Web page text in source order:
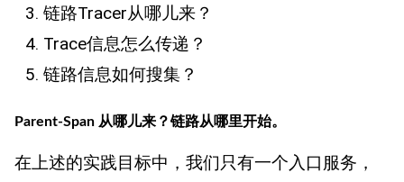
链路Tracer从哪儿来？
Trace信息怎么传递？
链路信息如何搜集？
Parent-Span 从哪儿来？链路从哪里开始。
在上述的实践目标中，我们只有一个入口服务，